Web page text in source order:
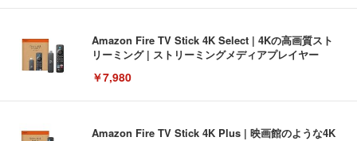
Amazon Fire TV Stick 4K Select | 4Kの高画質スト
リーミング | ストリーミングメディアプレイヤー
￥7,980
Amazon Fire TV Stick 4K Plus | 映画館のような4K